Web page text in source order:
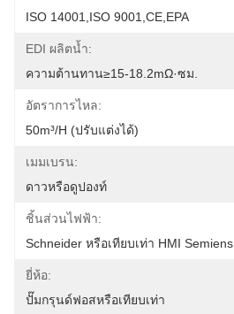
ISO 14001,ISO 9001,CE,EPA
EDI ผลิตน้ำ:
ความต้านทาน≥15-18.2mΩ·ซม.
อัตราการไหล:
50m³/h (ปรับแต่งได้)
เมมเบรน:
ดาวหรือดูปองท์
ชิ้นส่วนไฟฟ้า:
Schneider หรือเทียบเท่า HMI Semiens
ยี่ห้อ:
ปั๊มกรุนด์ฟอสหรือเทียบเท่า